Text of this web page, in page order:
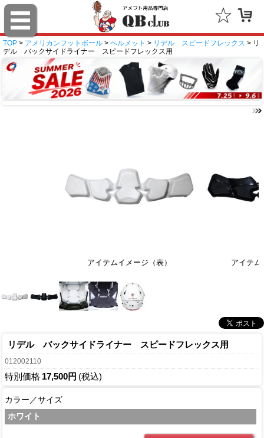
TOP > アメリカンフットボール > ヘルメット > リデル スピードフレックス > リ
デル バックサイドライナー スピードフレックス用
アイテムイメージ（表） アイテム
リデル バックサイドライナー スピードフレックス用
012002110
特別価格 17,500円 (税込)
カラー／サイズ
ホワイト